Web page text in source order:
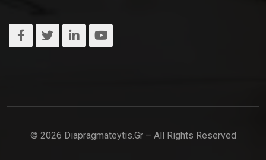
© 2026 Diapragmateytis.gr – All Rights Reserved